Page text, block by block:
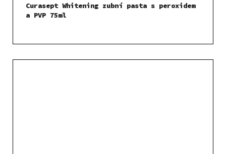
Curasept Whitening zubní pasta s peroxidem
a PVP 75ml